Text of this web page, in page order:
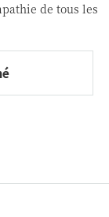
de tous les